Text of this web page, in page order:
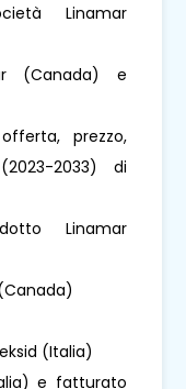
Linamar
(Canada) e
prezzo,
2033) di
Linamar
(Italia)
e fatturato